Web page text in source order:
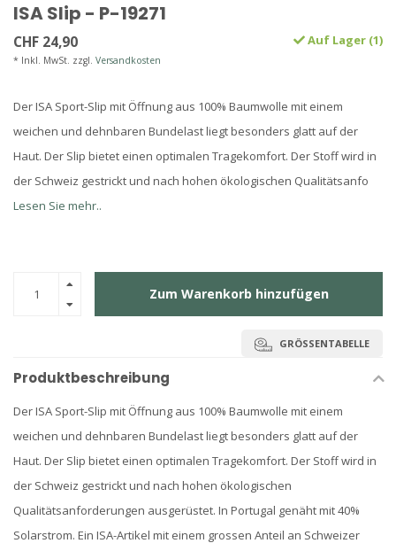
ISA Slip - P-19271
CHF 24,90
* Inkl. MwSt. zzgl. Versandkosten
Auf Lager (1)
Der ISA Sport-Slip mit Öffnung aus 100% Baumwolle mit einem
weichen und dehnbaren Bundelast liegt besonders glatt auf der
Haut. Der Slip bietet einen optimalen Tragekomfort. Der Stoff wird in
der Schweiz gestrickt und nach hohen ökologischen Qualitätsanfo
Lesen Sie mehr..
Zum Warenkorb hinzufügen
GRÖSSENTABELLE
Produktbeschreibung
Der ISA Sport-Slip mit Öffnung aus 100% Baumwolle mit einem
weichen und dehnbaren Bundelast liegt besonders glatt auf der
Haut. Der Slip bietet einen optimalen Tragekomfort. Der Stoff wird in
der Schweiz gestrickt und nach hohen ökologischen
Qualitätsanforderungen ausgerüstet. In Portugal genäht mit 40%
Solarstrom. Ein ISA-Artikel mit einem grossen Anteil an Schweizer